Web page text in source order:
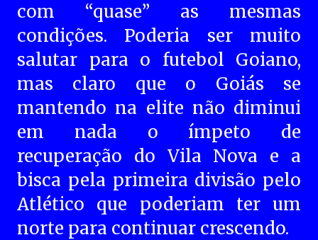
com “quase” as mesmas
condições. Poderia ser muito
salutar para o futebol Goiano,
mas claro que o Goiás se
mantendo na elite não diminui
em nada o ímpeto de
recuperação do Vila Nova e a
bisca pela primeira divisão pelo
Atlético que poderiam ter um
norte para continuar crescendo.